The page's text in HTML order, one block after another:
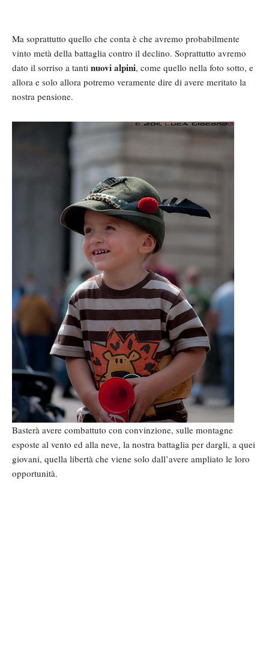
Ma soprattutto quello che conta è che avremo probabilmente
vinto metà della battaglia contro il declino. Soprattutto avremo
dato il sorriso a tanti nuovi alpini, come quello nella foto sotto, e
allora e solo allora potremo veramente dire di avere meritato la
nostra pensione.
Basterà avere combattuto con convinzione, sulle montagne
esposte al vento ed alla neve, la nostra battaglia per dargli, a quei
giovani, quella libertà che viene solo dall’avere ampliato le loro
opportunità.